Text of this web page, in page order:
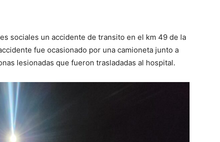
sociales un accidente de transito en el km 49 de la
fue ocasionado por una camioneta junto a
lesionadas que fueron trasladadas al hospital.